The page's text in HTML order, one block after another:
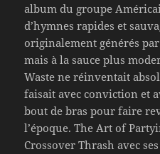
album du groupe
d’hymnes rapides et
originalement générés
mais à la sauce plus
Waste ne réinventait
faisait avec conviction et
bout de bras pour faire
l’époque. The Art of
Crossover Thrash avec